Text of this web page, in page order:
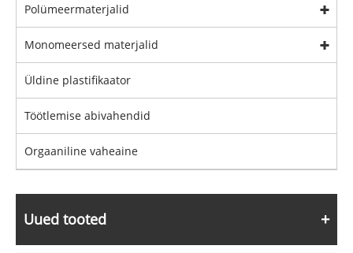
Polümeermaterjalid
Monomeersed materjalid
Üldine plastifikaator
Töötlemise abivahendid
Orgaaniline vaheaine
Uued tooted